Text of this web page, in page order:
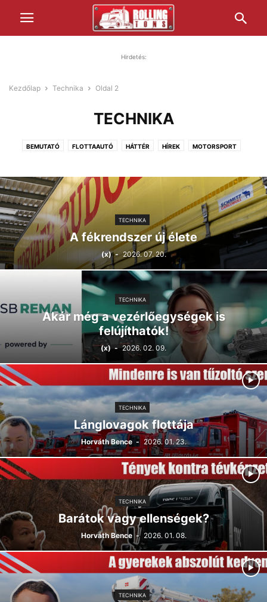
Hirdetés:
Kezdőlap Technika Oldal 2
TECHNIKA
BEMUTATÓ FLOTTAAUTÓ HÁTTÉR HÍREK MOTORSPORT
TECHNIKA
A fékrendszer új élete
(x) - 2026. 07. 20.
TECHNIKA
Akár még a vezérlőegységek is
felújíthatók!
(x) - 2026. 02. 09.
TECHNIKA
Lánglovagok flottája
Horváth Bence - 2026. 01. 23.
TECHNIKA
Barátok vagy ellenségek?
Horváth Bence - 2026. 01. 08.
TECHNIKA